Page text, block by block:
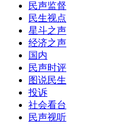
民声监督
民生视点
星斗之声
经济之声
国内
民声时评
图说民生
投诉
社会看台
民声视听